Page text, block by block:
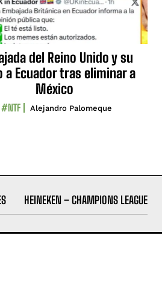
del Reino Unido y su
a Ecuador tras eliminar a
México
#NTF Alejandro Palomeque
HEINEKEN – CHAMPIONS LEAGUE